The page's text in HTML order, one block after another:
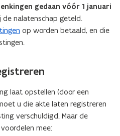
gedaan vóór 1 januari
nalatenschap geteld.
op worden betaald, en die
laat opstellen (door een
u die akte laten registreren
verschuldigd. Maar de
mee: